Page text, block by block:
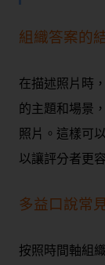
組織答案的
在描述照片時
的主題和場景
照片。這樣可
以讓評分者更
多益口說常
按照時間軸組織